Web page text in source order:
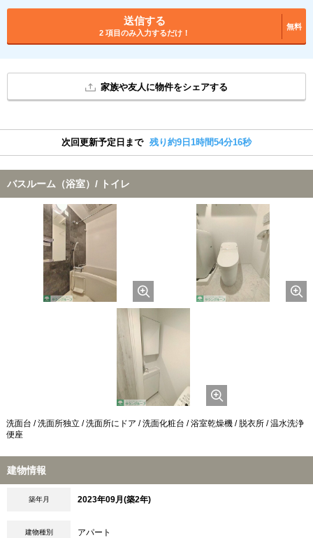
送信する
2 項目のみ入力するだけ！
無料
家族や友人に物件をシェアする
次回更新予定日まで 残り約9日1時間54分16秒
バスルーム（浴室）/ トイレ
洗面台 / 洗面所独立 / 洗面所にドア / 洗面化粧台 / 浴室乾燥機 / 脱衣所 / 温水洗浄
便座
建物情報
築年月 2023年09月(築2年)
建物種別 アパート